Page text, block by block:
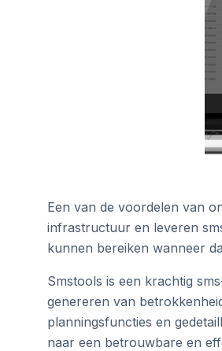
Een van de voordelen van
infrastructuur en leveren
kunnen bereiken wanneer
Smstools is een krachtig
genereren van
planningsfuncties en
naar een betrouwbare en